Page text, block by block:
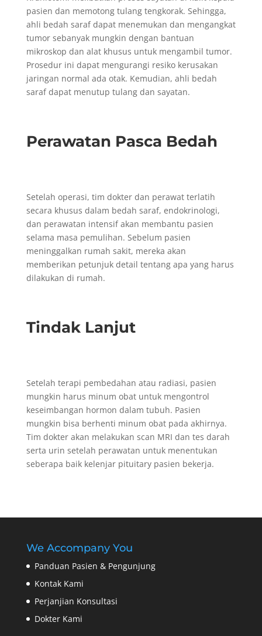
pasien dan memotong tulang tengkorak. Sehingga,
ahli bedah saraf dapat menemukan dan mengangkat
tumor sebanyak mungkin dengan bantuan
mikroskop dan alat khusus untuk mengambil tumor.
Prosedur ini dapat mengurangi resiko kerusakan
jaringan normal ada otak. Kemudian, ahli bedah
saraf dapat menutup tulang dan sayatan.
Perawatan Pasca Bedah
Setelah operasi, tim dokter dan perawat terlatih
secara khusus dalam bedah saraf, endokrinologi,
dan perawatan intensif akan membantu pasien
selama masa pemulihan. Sebelum pasien
meninggalkan rumah sakit, mereka akan
memberikan petunjuk detail tentang apa yang harus
dilakukan di rumah.
Tindak Lanjut
Setelah terapi pembedahan atau radiasi, pasien
mungkin harus minum obat untuk mengontrol
keseimbangan hormon dalam tubuh. Pasien
mungkin bisa berhenti minum obat pada akhirnya.
Tim dokter akan melakukan scan MRI dan tes darah
serta urin setelah perawatan untuk menentukan
seberapa baik kelenjar pituitary pasien bekerja.
We Accompany You
Panduan Pasien & Pengunjung
Kontak Kami
Perjanjian Konsultasi
Dokter Kami